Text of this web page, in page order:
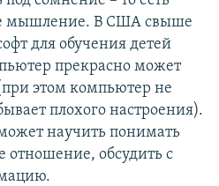
мышление. В США свыше
для обучения детей
прекрасно может
этом компьютер не
плохого настроения).
научить понимать
отношение, обсудить с